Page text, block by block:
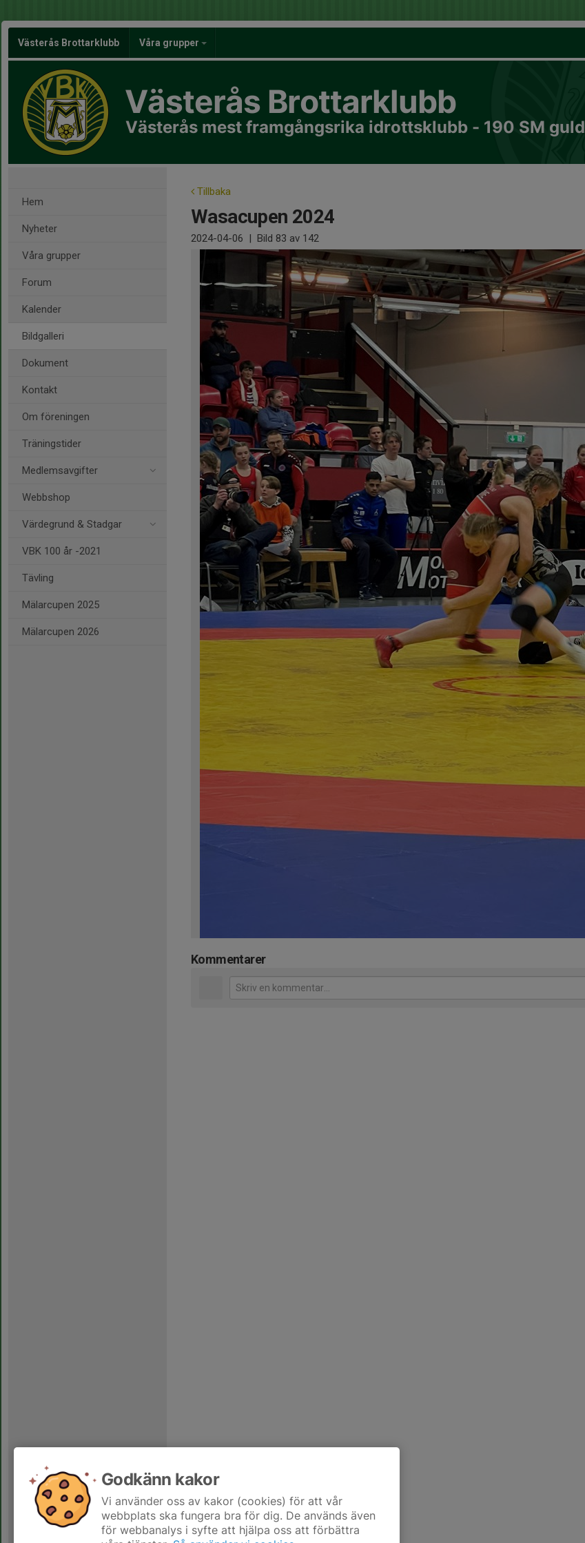
Västerås Brottarklubb Våra grupper
Västerås Brottarklubb
Västerås mest framgångsrika idrottsklubb - 190 SM guld
Hem
Nyheter
Våra grupper
Forum
Kalender
Bildgalleri
Dokument
Kontakt
Om föreningen
Träningstider
Medlemsavgifter
Webbshop
Värdegrund & Stadgar
VBK 100 år -2021
Tävling
Mälarcupen 2025
Mälarcupen 2026
Tillbaka
Wasacupen 2024
2024-04-06 | Bild 83 av 142
Kommentarer
Godkänn kakor
Vi använder oss av kakor (cookies) för att vår
webbplats ska fungera bra för dig. De används även
för webbanalys i syfte att hjälpa oss att förbättra